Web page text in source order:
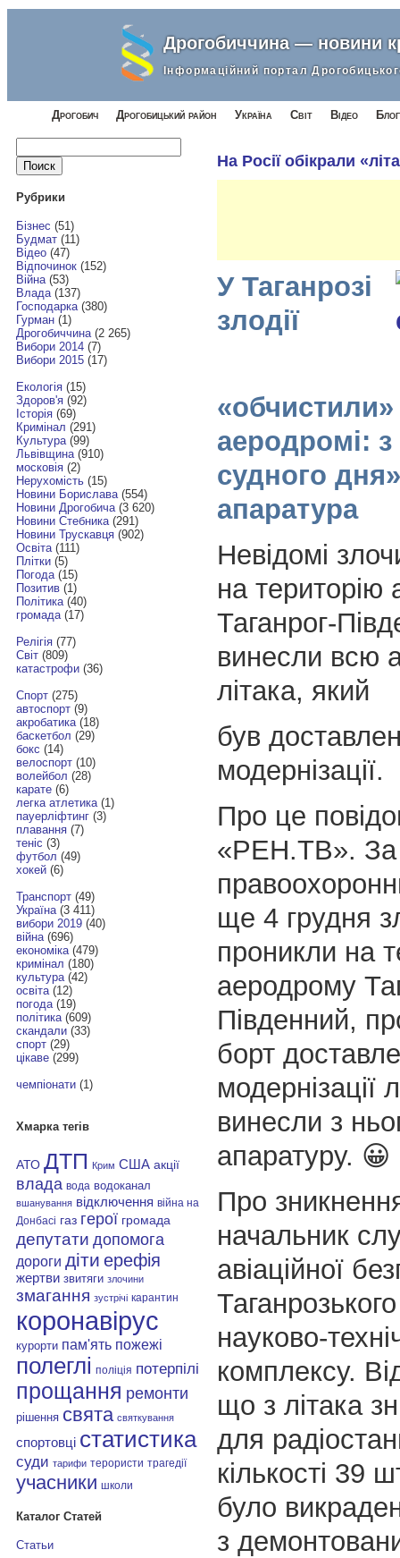
Дрогобиччина — новини
Інформаційний портал
Дрогобич Дрогобицький район Україна Світ Відео
Найти:
Рубрики
Бізнес (51)
Будмат(11)
Відео(47)
Відпочинок(152)
Війна(53)
Влада(137)
Господарка(380)
Гурман(1)
Дрогобиччина(2 265)
Вибори 2014(7)
Вибори 2015(17)
Екологія(15)
Здоров'я(92)
Історія(69)
Кримінал (291)
Культура(99)
Львівщина(910)
московія(2)
Нерухомість(15)
Новини Борислава(554)
Новини Дрогобича(3 620)
Новини Стебника(291)
Новини Трускавця(902)
Освіта(111)
Плітки(5)
Погода(15)
Позитив(1)
Політика(40)
громада(17)
Релігія(77)
Світ(809)
катастрофи(36)
Спорт(275)
автоспорт(9)
акробатика(18)
баскетбол (29)
бокс (14)
велоспорт(10)
волейбол (28)
карате(6)
легка атлетика(1)
пауерліфтинг(3)
плавання(7)
теніс (3)
футбол (49)
хокей(6)
Транспорт(49)
Україна(3 411)
вибори 2019(40)
війна(696)
економіка(479)
кримінал (180)
культура(42)
освіта(12)
погода(19)
політика(609)
скандали(33)
спорт(29)
цікаве(299)
чемпіонати(1)
Хмарка тегів
АТО ДТП Крим США акції
влада вода водоканал
вшанування відключення війна на
Донбасі газ герої громада
депутати допомога
дороги діти ерефія
жертви звитяги злочини
змагання зустрічі карантин
коронавірус
курорти пам'ять пожежі
полеглі поліція потерпілі
прощання ремонти
рішення свята святкування
спортовці статистика
суди тарифи терористи трагедії
учасники школи
Каталог Статей
Статьи
На Росії обікрали
У Таганрозі
злодії
«обчистили»
аеродромі: з
судного
апаратура
Невідомі
на територію
Таганрог-
винесли всю
літака, який
був
модернізації.
Про це
«РЕН.ТВ». За
ще 4 грудня
проникли на
аеродрому
Південний,
борт
модернізації
винесли з
апаратуру. 😀
Про
начальник
авіаційної
науково-
комплексу.
що з літака
для
кількості 39
було
з